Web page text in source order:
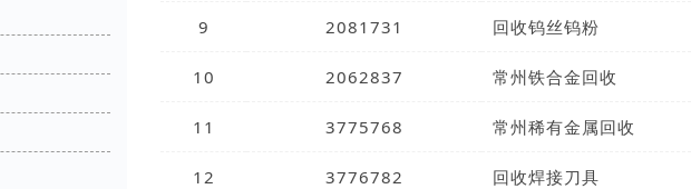
9 2081731 回收钨丝钨粉
10 2062837 常州铁合金回收
11 3775768 常州稀有金属回收
12 3776782 回收焊接刀具